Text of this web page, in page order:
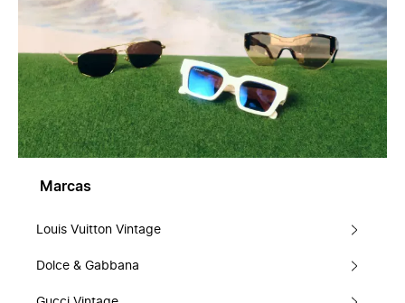
Marcas
Louis Vuitton Vintage
Dolce & Gabbana